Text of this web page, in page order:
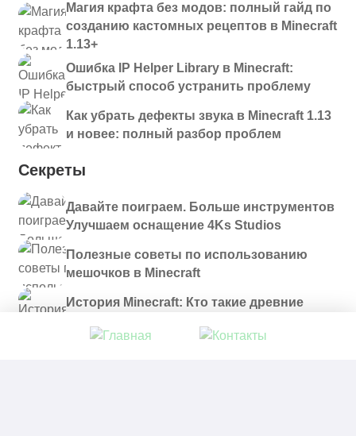
Магия крафта без модов: полный гайд по
созданию кастомных рецептов в Minecraft
1.13+
Ошибка IP Helper Library в Minecraft:
быстрый способ устранить проблему
Как убрать дефекты звука в Minecraft 1.13
и новее: полный разбор проблем
Секреты
Давайте поиграем. Больше инструментов
Улучшаем оснащение 4Ks Studios
Полезные советы по использованию
мешочков в Minecraft
История Minecraft: Кто такие древние